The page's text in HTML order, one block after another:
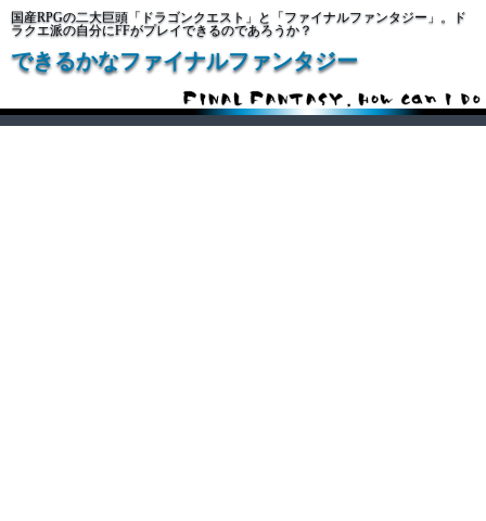
国産RPGの二大巨頭「ドラゴンクエスト」と「ファイナルファンタジー」。ド
ラクエ派の自分にFFがプレイできるのであろうか？
できるかなファイナルファンタジー